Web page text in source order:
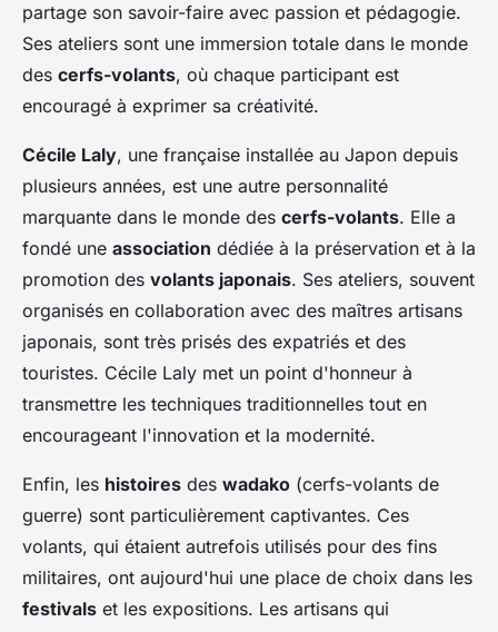
partage son savoir-faire avec passion et pédagogie.
Ses ateliers sont une immersion totale dans le monde
des cerfs-volants, où chaque participant est
encouragé à exprimer sa créativité.
Cécile Laly, une française installée au Japon depuis
plusieurs années, est une autre personnalité
marquante dans le monde des cerfs-volants. Elle a
fondé une association dédiée à la préservation et à la
promotion des volants japonais. Ses ateliers, souvent
organisés en collaboration avec des maîtres artisans
japonais, sont très prisés des expatriés et des
touristes. Cécile Laly met un point d'honneur à
transmettre les techniques traditionnelles tout en
encourageant l'innovation et la modernité.
Enfin, les histoires des wadako (cerfs-volants de
guerre) sont particulièrement captivantes. Ces
volants, qui étaient autrefois utilisés pour des fins
militaires, ont aujourd'hui une place de choix dans les
festivals et les expositions. Les artisans qui